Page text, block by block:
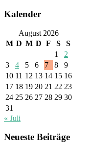
Kalender
August 2026
M D M D F S
S
1
2
3
4 5 6 7 8
9
10 11 12 13 14 15 16
17 18 19 20 21 22 23
24 25 26 27 28 29 30
31
« Juli
Neueste Beiträge